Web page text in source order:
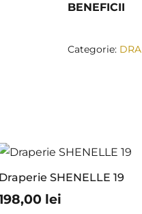
BENEFICII
Categorie:
Draperie SHENELLE 19
lei